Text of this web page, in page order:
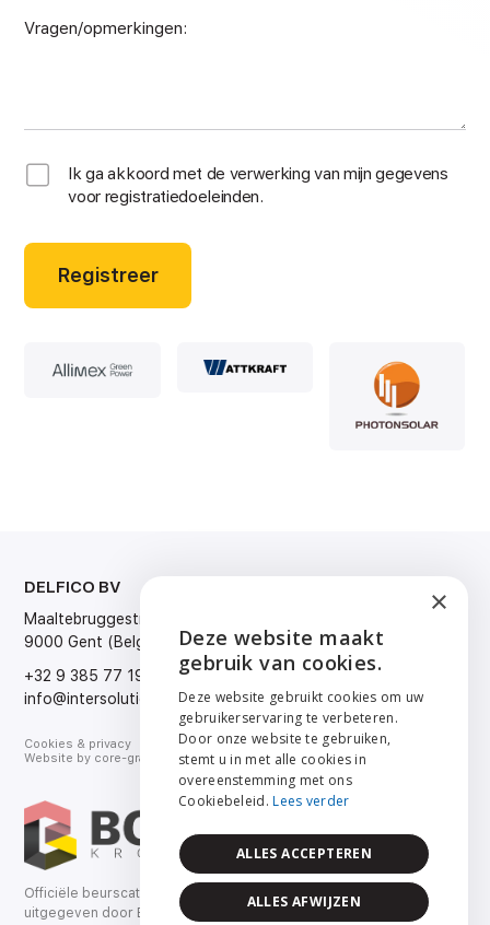
Vragen/opmerkingen:
Ik ga akkoord met de verwerking van mijn gegevens
voor registratiedoeleinden.
Registreer
DELFICO BV
Maaltebruggestraat 300
9000 Gent (Belgium)
+32 9 385 77 19
info@intersolution.be
Cookies & privacy
Website by core-graphics.be
Français
English
Deutsch
Officiële beurscatalogus
uitgegeven door Bouwkroniek.
ENGLISH
FRANÇAIS
×
Deze website maakt
gebruik van cookies.
Deze website gebruikt cookies om uw
gebruikerservaring te verbeteren.
Door onze website te gebruiken,
stemt u in met alle cookies in
overeenstemming met ons
Cookiebeleid. Lees verder
ALLES ACCEPTEREN
ALLES AFWIJZEN